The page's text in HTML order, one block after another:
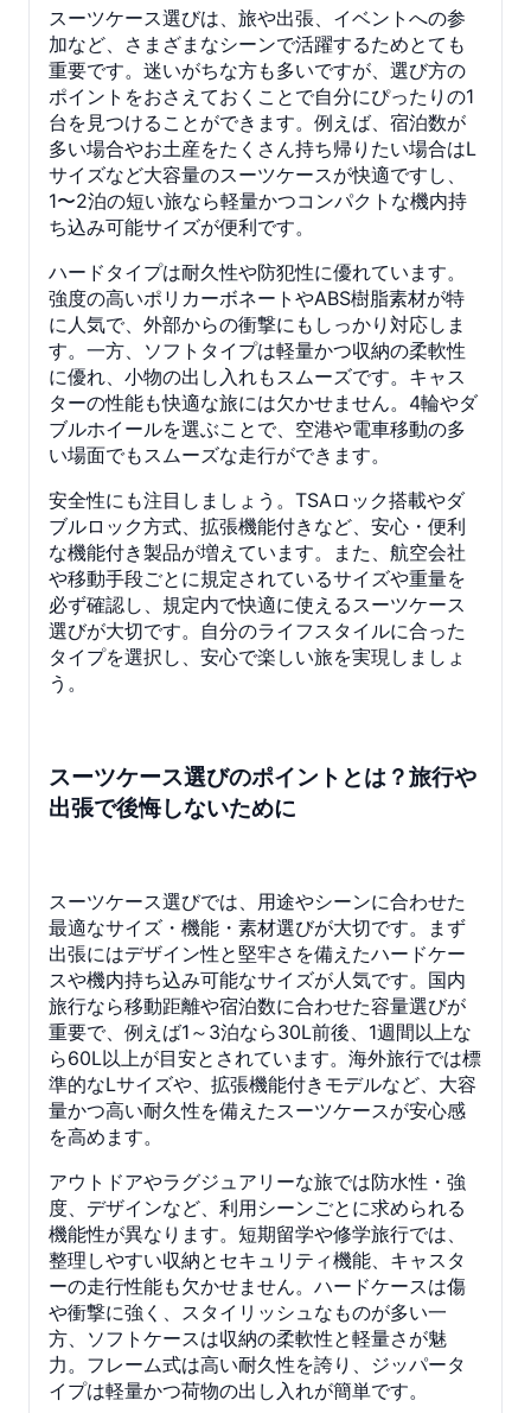
スーツケース選びは、旅や出張、イベントへの参
加など、さまざまなシーンで活躍するためとても
重要です。迷いがちな方も多いですが、選び方の
ポイントをおさえておくことで自分にぴったりの1
台を見つけることができます。例えば、宿泊数が
多い場合やお土産をたくさん持ち帰りたい場合はL
サイズなど大容量のスーツケースが快適ですし、
1〜2泊の短い旅なら軽量かつコンパクトな機内持
ち込み可能サイズが便利です。
ハードタイプは耐久性や防犯性に優れています。
強度の高いポリカーボネートやABS樹脂素材が特
に人気で、外部からの衝撃にもしっかり対応しま
す。一方、ソフトタイプは軽量かつ収納の柔軟性
に優れ、小物の出し入れもスムーズです。キャス
ターの性能も快適な旅には欠かせません。4輪やダ
ブルホイールを選ぶことで、空港や電車移動の多
い場面でもスムーズな走行ができます。
安全性にも注目しましょう。TSAロック搭載やダ
ブルロック方式、拡張機能付きなど、安心・便利
な機能付き製品が増えています。また、航空会社
や移動手段ごとに規定されているサイズや重量を
必ず確認し、規定内で快適に使えるスーツケース
選びが大切です。自分のライフスタイルに合った
タイプを選択し、安心で楽しい旅を実現しましょ
う。
スーツケース選びのポイントとは？旅行や
出張で後悔しないために
スーツケース選びでは、用途やシーンに合わせた
最適なサイズ・機能・素材選びが大切です。まず
出張にはデザイン性と堅牢さを備えたハードケー
スや機内持ち込み可能なサイズが人気です。国内
旅行なら移動距離や宿泊数に合わせた容量選びが
重要で、例えば1～3泊なら30L前後、1週間以上な
ら60L以上が目安とされています。海外旅行では標
準的なLサイズや、拡張機能付きモデルなど、大容
量かつ高い耐久性を備えたスーツケースが安心感
を高めます。
アウトドアやラグジュアリーな旅では防水性・強
度、デザインなど、利用シーンごとに求められる
機能性が異なります。短期留学や修学旅行では、
整理しやすい収納とセキュリティ機能、キャスタ
ーの走行性能も欠かせません。ハードケースは傷
や衝撃に強く、スタイリッシュなものが多い一
方、ソフトケースは収納の柔軟性と軽量さが魅
力。フレーム式は高い耐久性を誇り、ジッパータ
イプは軽量かつ荷物の出し入れが簡単です。